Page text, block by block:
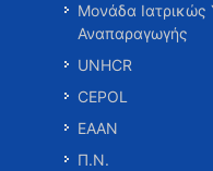
Μονάδα Ιατρικώς
Αναπαραγωγής
UNHCR
CEPOL
ΕΑΑΝ
Π.Ν.